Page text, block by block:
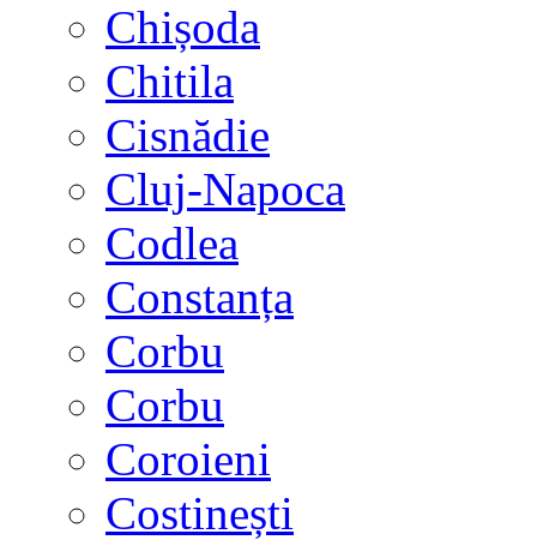
Chișoda
Chitila
Cisnădie
Cluj-Napoca
Codlea
Constanța
Corbu
Corbu
Coroieni
Costinești